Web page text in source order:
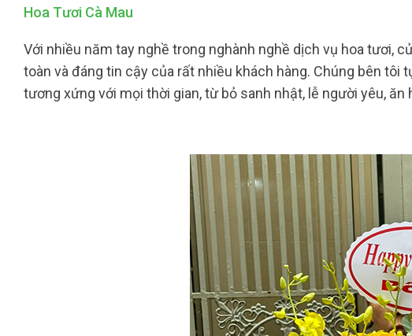
Hoa Tươi Cà Mau
Với nhiều năm tay nghề trong nghành nghề dịch vụ hoa tươi,
toàn và đáng tin cậy của rất nhiều khách hàng. Chúng bên tôi
tương xứng với mọi thời gian, từ bỏ sanh nhật, lễ người yêu, ăn